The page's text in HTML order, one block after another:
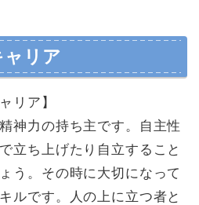
ャリア
リア】
神力の持ち主です。自主性
立ち上げたり自立すること
う。その時に大切になって
ルです。人の上に立つ者と